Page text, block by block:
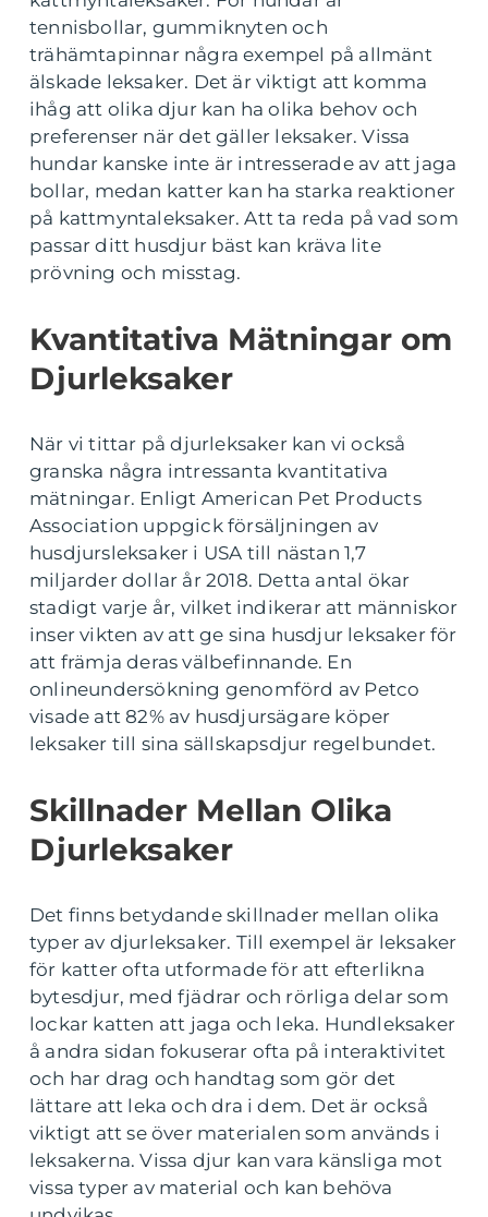
tennisbollar, gummiknyten och
trähämtapinnar några exempel på allmänt
älskade leksaker. Det är viktigt att komma
ihåg att olika djur kan ha olika behov och
preferenser när det gäller leksaker. Vissa
hundar kanske inte är intresserade av att jaga
bollar, medan katter kan ha starka reaktioner
på kattmyntaleksaker. Att ta reda på vad som
passar ditt husdjur bäst kan kräva lite
prövning och misstag.
Kvantitativa Mätningar om
Djurleksaker
När vi tittar på djurleksaker kan vi också
granska några intressanta kvantitativa
mätningar. Enligt American Pet Products
Association uppgick försäljningen av
husdjursleksaker i USA till nästan 1,7
miljarder dollar år 2018. Detta antal ökar
stadigt varje år, vilket indikerar att människor
inser vikten av att ge sina husdjur leksaker för
att främja deras välbefinnande. En
onlineundersökning genomförd av Petco
visade att 82% av husdjursägare köper
leksaker till sina sällskapsdjur regelbundet.
Skillnader Mellan Olika
Djurleksaker
Det finns betydande skillnader mellan olika
typer av djurleksaker. Till exempel är leksaker
för katter ofta utformade för att efterlikna
bytesdjur, med fjädrar och rörliga delar som
lockar katten att jaga och leka. Hundleksaker
å andra sidan fokuserar ofta på interaktivitet
och har drag och handtag som gör det
lättare att leka och dra i dem. Det är också
viktigt att se över materialen som används i
leksakerna. Vissa djur kan vara känsliga mot
vissa typer av material och kan behöva